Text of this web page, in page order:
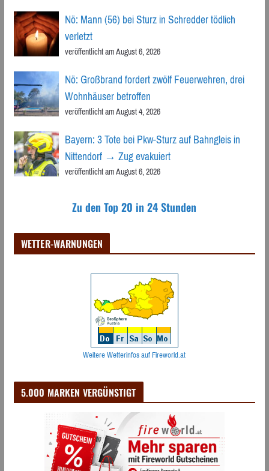
Nö: Mann (56) bei Sturz in Schredder tödlich
verletzt
veröffentlicht am August 6, 2026
Nö: Großbrand fordert zwölf Feuerwehren, drei
Wohnhäuser betroffen
veröffentlicht am August 4, 2026
Bayern: 3 Tote bei Pkw-Sturz auf Bahngleis in
Nittendorf → Zug evakuiert
veröffentlicht am August 6, 2026
Zu den Top 20 in 24 Stunden
WETTER-WARNUNGEN
Weitere Wetterinfos auf Fireworld.at
5.000 MARKEN VERGÜNSTIGT